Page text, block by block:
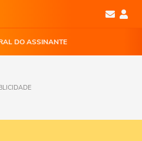
DO ASSINANTE